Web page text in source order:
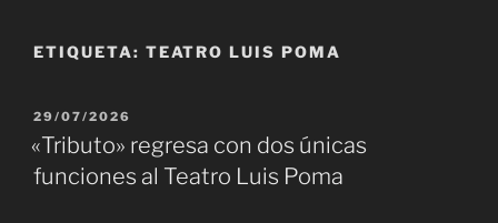
ETIQUETA: TEATRO LUIS POMA
PUBLICADO
EL
29/07/2026
«Tributo» regresa con dos únicas
funciones al Teatro Luis Poma